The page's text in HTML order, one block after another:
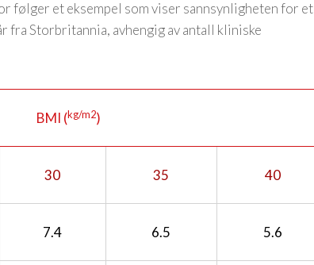
følger et eksempel som viser sannsynligheten for et
Storbritannia, avhengig av antall kliniske
BMI (kg/m2)
30 35 40
7.4 6.5 5.6